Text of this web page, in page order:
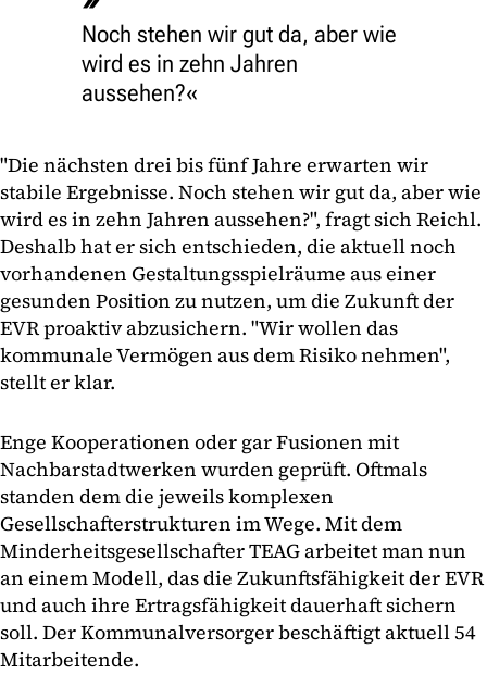
Noch stehen wir gut da, aber wie
wird es in zehn Jahren
aussehen?
"Die nächsten drei bis fünf Jahre erwarten wir
stabile Ergebnisse. Noch stehen wir gut da, aber wie
wird es in zehn Jahren aussehen?", fragt sich Reichl.
Deshalb hat er sich entschieden, die aktuell noch
vorhandenen Gestaltungsspielräume aus einer
gesunden Position zu nutzen, um die Zukunft der
EVR proaktiv abzusichern. "Wir wollen das
kommunale Vermögen aus dem Risiko nehmen",
stellt er klar.
Enge Kooperationen oder gar Fusionen mit
Nachbarstadtwerken wurden geprüft. Oftmals
standen dem die jeweils komplexen
Gesellschafterstrukturen im Wege. Mit dem
Minderheitsgesellschafter TEAG arbeitet man nun
an einem Modell, das die Zukunftsfähigkeit der EVR
und auch ihre Ertragsfähigkeit dauerhaft sichern
soll. Der Kommunalversorger beschäftigt aktuell 54
Mitarbeitende.